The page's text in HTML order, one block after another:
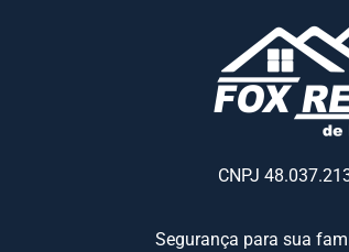
CNPJ
Segurança para sua